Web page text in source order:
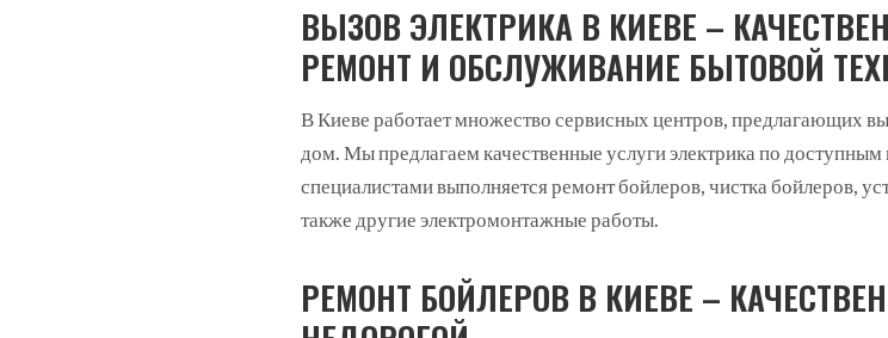
ВЫЗОВ ЭЛЕКТРИКА В КИЕВЕ –
РЕМОНТ И ОБСЛУЖИВАНИЕ БЫТОВОЙ
В Киеве работает множество сервисных центров, предлагающих
дом. Мы предлагаем качественные услуги электрика по
специалистами выполняется ремонт бойлеров, чистка бойлеров,
также другие электромонтажные работы.
РЕМОНТ БОЙЛЕРОВ В КИЕВЕ –